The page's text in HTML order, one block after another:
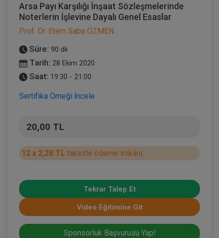
Arsa Payı Karşılığı İnşaat Sözleşmelerinde
Noterlerin İşlevine Dayalı Genel Esaslar
Prof. Dr. Etem Saba ÖZMEN
Süre: 90 dk
Tarih: 28 Ekim 2020
Saat: 19:30 - 21:00
Sertifika Örneği İncele
20,00 TL
12 x 2,28 TL taksitle ödeme imkânı.
Tekrar Talep Et
Video Eğitimine Git
Sponsorluk Başvurusu Yap!